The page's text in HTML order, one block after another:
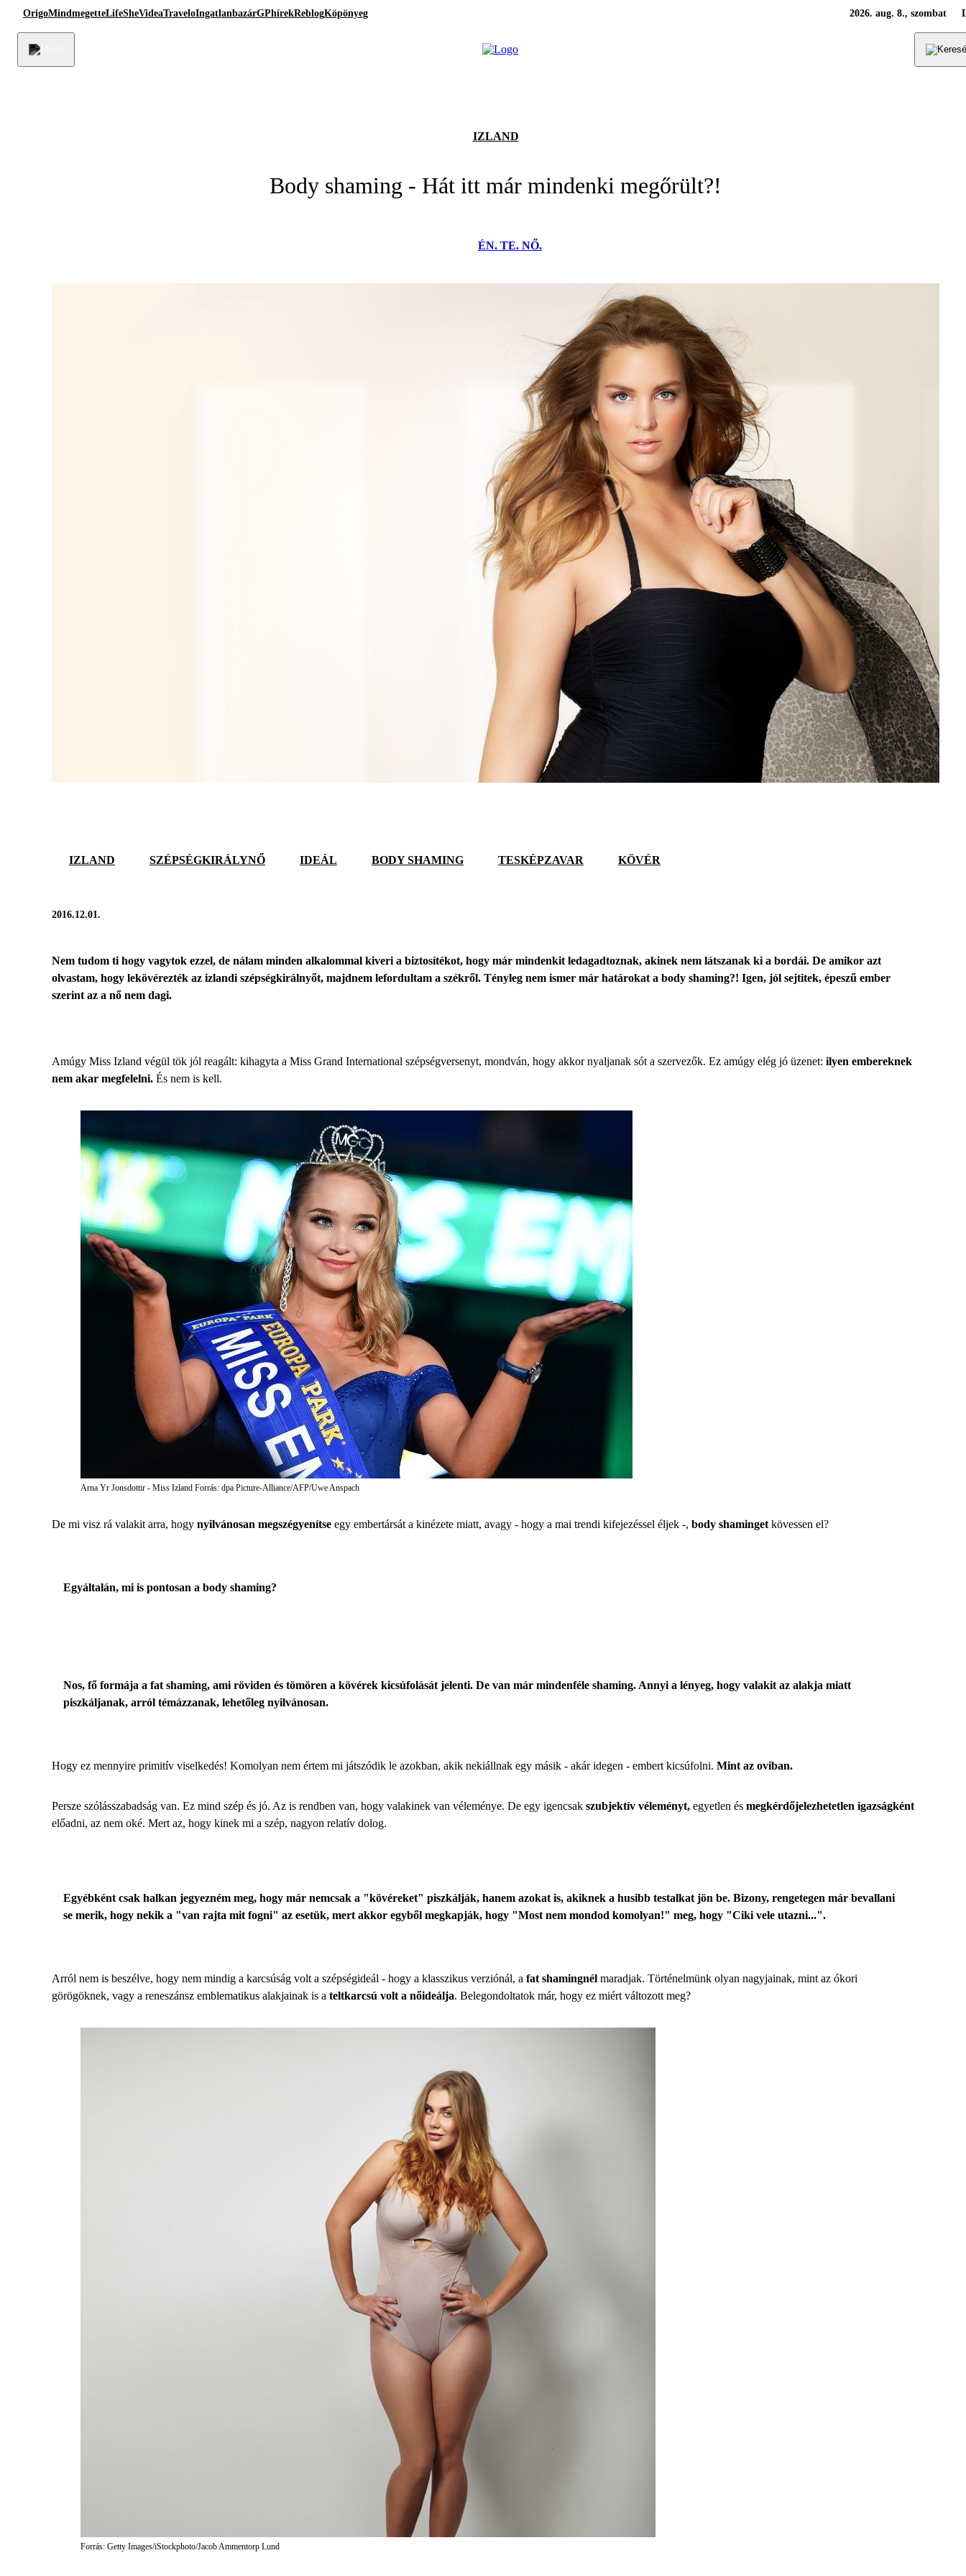
OrigoMindmegetteLifeSheVideaTraveloIngatlanbazárGPhírekReblogKöpönyeg 2026. aug. 8., szombat
IZLAND
Body shaming - Hát itt már mindenki megőrült?!
ÉN. TE. NŐ.
IZLAND SZÉPSÉGKIRÁLYNŐ IDEÁL BODY SHAMING TESKÉPZAVAR KÖVÉR
2016.12.01.
Nem tudom ti hogy vagytok ezzel, de nálam minden alkalommal kiveri a biztosítékot, hogy már mindenkit ledagadtoznak, akinek nem látszanak ki a bordái. De amikor azt
olvastam, hogy lekövérezték az izlandi szépségkirálnyőt, majdnem lefordultam a székről. Tényleg nem ismer már határokat a body shaming?! Igen, jól sejtitek, épeszű ember
szerint az a nő nem dagi.
Amúgy Miss Izland végül tök jól reagált: kihagyta a Miss Grand International szépségversenyt, mondván, hogy akkor nyaljanak sót a szervezők. Ez amúgy elég jó üzenet: ilyen embereknek
nem akar megfelelni. És nem is kell.
Arna Yr Jonsdottir - Miss Izland Forrás: dpa Picture-Alliance/AFP/Uwe Anspach
De mi visz rá valakit arra, hogy nyilvánosan megszégyenítse egy embertársát a kinézete miatt, avagy - hogy a mai trendi kifejezéssel éljek -, body shaminget kövessen el?
Egyáltalán, mi is pontosan a body shaming?
Nos, fő formája a fat shaming, ami röviden és tömören a kövérek kicsúfolását jelenti. De van már mindenféle shaming. Annyi a lényeg, hogy valakit az alakja miatt
piszkáljanak, arról témázzanak, lehetőleg nyilvánosan.
Hogy ez mennyire primitív viselkedés! Komolyan nem értem mi játszódik le azokban, akik nekiállnak egy másik - akár idegen - embert kicsúfolni. Mint az oviban.
Persze szólásszabadság van. Ez mind szép és jó. Az is rendben van, hogy valakinek van véleménye. De egy igencsak szubjektív véleményt, egyetlen és megkérdőjelezhetetlen igazságként
előadni, az nem oké. Mert az, hogy kinek mi a szép, nagyon relatív dolog.
Egyébként csak halkan jegyezném meg, hogy már nemcsak a "kövéreket" piszkálják, hanem azokat is, akiknek a husibb testalkat jön be. Bizony, rengetegen már bevallani
se merik, hogy nekik a "van rajta mit fogni" az esetük, mert akkor egyből megkapják, hogy "Most nem mondod komolyan!" meg, hogy "Ciki vele utazni...".
Arról nem is beszélve, hogy nem mindig a karcsúság volt a szépségideál - hogy a klasszikus verziónál, a fat shamingnél maradjak. Történelmünk olyan nagyjainak, mint az ókori
görögöknek, vagy a reneszánsz emblematikus alakjainak is a teltkarcsú volt a nőideálja. Belegondoltatok már, hogy ez miért változott meg?
Forrás: Getty Images/iStockphoto/Jacob Ammentorp Lund